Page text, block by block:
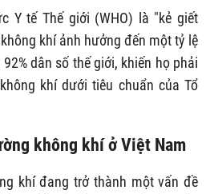
Y tế Thế giới (WHO) là "kẻ giết
khí ảnh hưởng đến một tỷ lệ
dân số thế giới, khiến họ phải
khí dưới tiêu chuẩn của Tổ
không khí ở Việt Nam
khí đang trở thành một vấn đề